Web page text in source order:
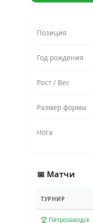
Позиция
Год рождения
Рост / Вес
Размер формы
Нога
📅 Матчи
ТУРНИР
🏆 Петрозаводск